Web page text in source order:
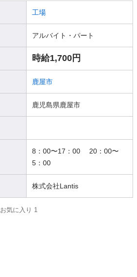
工場
アルバイト・パート
時給1,700円
鹿屋市
鹿児島県鹿屋市
8：00〜17：00 20：00〜
5：00
株式会社Lantis
お気に入り 1